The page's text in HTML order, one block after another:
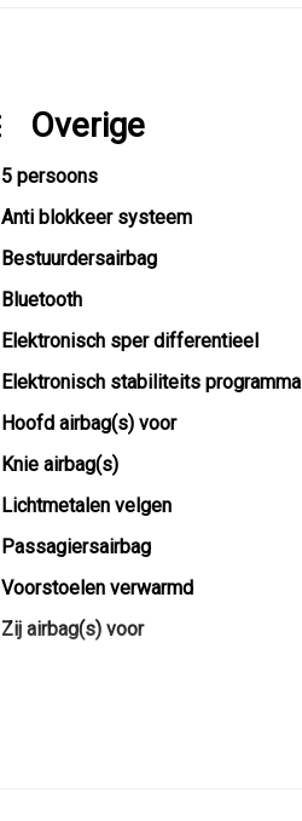
Overige
5 persoons
Anti blokkeer systeem
Bestuurdersairbag
Bluetooth
Elektronisch sper differentieel
Elektronisch stabiliteits programma
Hoofd airbag(s) voor
Knie airbag(s)
Lichtmetalen velgen
Passagiersairbag
Voorstoelen verwarmd
Zij airbag(s) voor